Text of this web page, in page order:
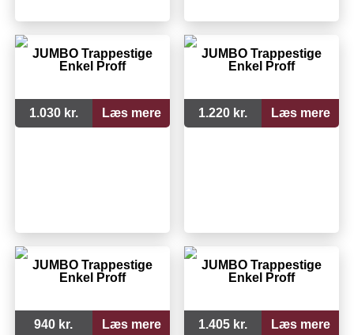
JUMBO Trappestige
Enkel Proff
1.030 kr. Læs mere
JUMBO Trappestige
Enkel Proff
1.220 kr. Læs mere
JUMBO Trappestige
Enkel Proff
940 kr. Læs mere
JUMBO Trappestige
Enkel Proff
1.405 kr. Læs mere